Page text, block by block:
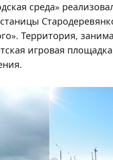
среда»
Территория,
игровая